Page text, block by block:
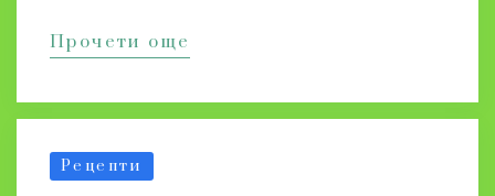
Прочети още
Рецепти